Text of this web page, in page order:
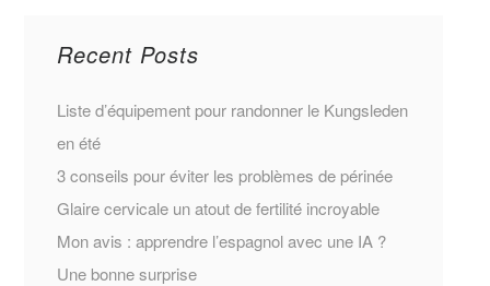
Recent Posts
Liste d’équipement pour randonner le Kungsleden
en été
3 conseils pour éviter les problèmes de périnée
Glaire cervicale un atout de fertilité incroyable
Mon avis : apprendre l’espagnol avec une IA ?
Une bonne surprise